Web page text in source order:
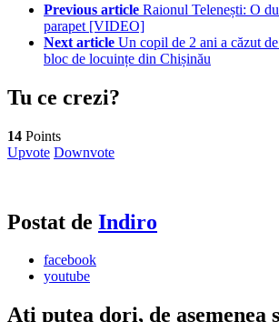
Previous article Raionul Telenești: O
parapet [VIDEO]
Next article Un copil de 2 ani a căzut
bloc de locuințe din Chișinău
Tu ce crezi?
14 Points
Upvote Downvote
Postat de Indiro
facebook
youtube
Ați putea dori, de asemenea